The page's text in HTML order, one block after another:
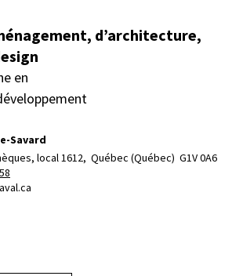
d’architecture,
en
Savard
local 1612, Québec (Québec)  G1V 0A6